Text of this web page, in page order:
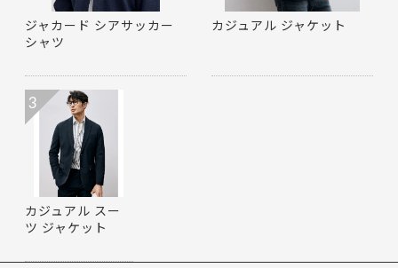
ジャカード シアサッカー
シャツ
カジュアル ジャケット
カジュアル スー
ツ ジャケット
3